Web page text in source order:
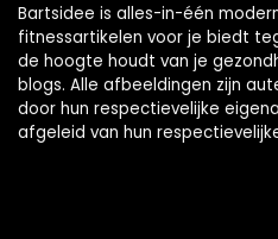
Bartsidee is alles-in-één
fitnessartikelen voor je biedt
de hoogte houdt van je
blogs. Alle afbeeldingen zijn
door hun respectievelijke
afgeleid van hun